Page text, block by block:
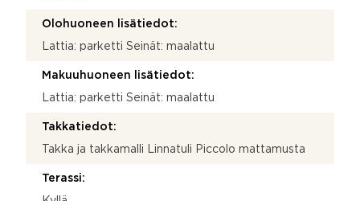
Olohuoneen lisätiedot:
Lattia: parketti Seinät: maalattu
Makuuhuoneen lisätiedot:
Lattia: parketti Seinät: maalattu
Takkatiedot:
Takka ja takkamalli Linnatuli Piccolo mattamusta
Terassi: